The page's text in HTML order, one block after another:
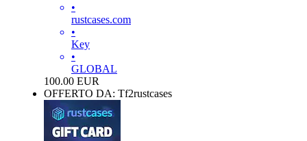
•
rustcases.com
•
Key
•
GLOBAL
100.00 EUR
OFFERTO DA: Tf2rustcases